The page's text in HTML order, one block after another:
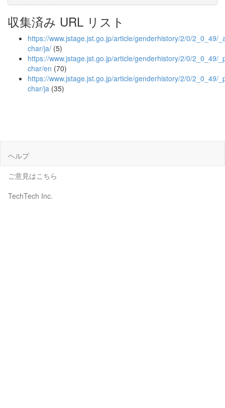
収集済み URL リスト
https://www.jstage.jst.go.jp/article/genderhistory/2/0/2_0_49/
char/ja/ (5)
https://www.jstage.jst.go.jp/article/genderhistory/2/0/2_0_49/
char/en (70)
https://www.jstage.jst.go.jp/article/genderhistory/2/0/2_0_49/
char/ja (35)
ヘルプ
ご意見はこちら
TechTech Inc.